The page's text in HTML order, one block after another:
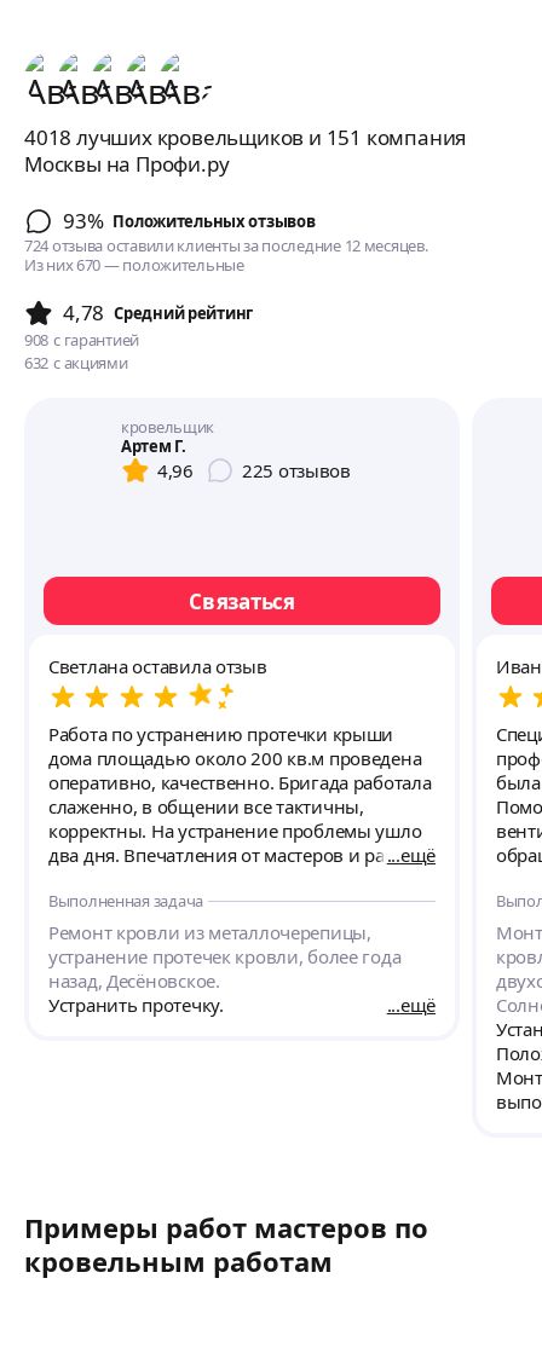
4018 лучших кровельщиков и 151 компания
Москвы на Профи.ру
93% Положительных отзывов
724 отзыва оставили клиенты за последние 12 месяцев.
Из них 670 — положительные
4,78 Cредний рейтинг
908 с гарантией
632 с акциями
кровельщик
Артем Г.
4,96 225 отзывов
Связаться
Светлана оставила отзыв
Работа по устранению протечки крыши
дома площадью около 200 кв.м проведена
оперативно, качественно. Бригада работала
слаженно, в общении все тактичны,
корректны. На устранение проблемы ушло
два дня. Впечатления от мастеров и работы
данного специалиста как профессионала
своего дела.
ещё
Выполненная задача
Ремонт кровли из металлочерепицы,
устранение протечек кровли, более года
назад, Десёновское.
Устранить протечку.
ещё
Примеры работ мастеров по
кровельным работам